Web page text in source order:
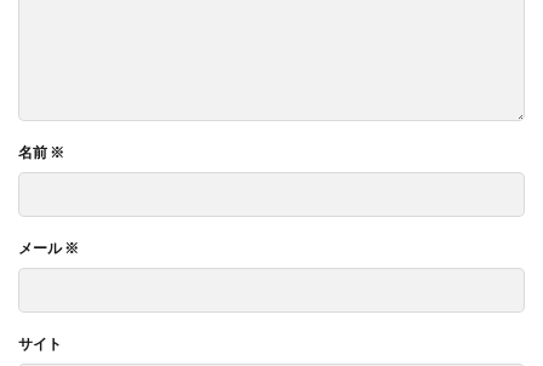
名前 ※
メール※
サイト